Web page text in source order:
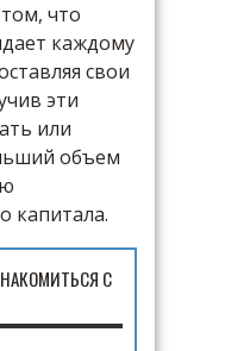
что
каждому
свои
эти
или
объем
капитала.
С